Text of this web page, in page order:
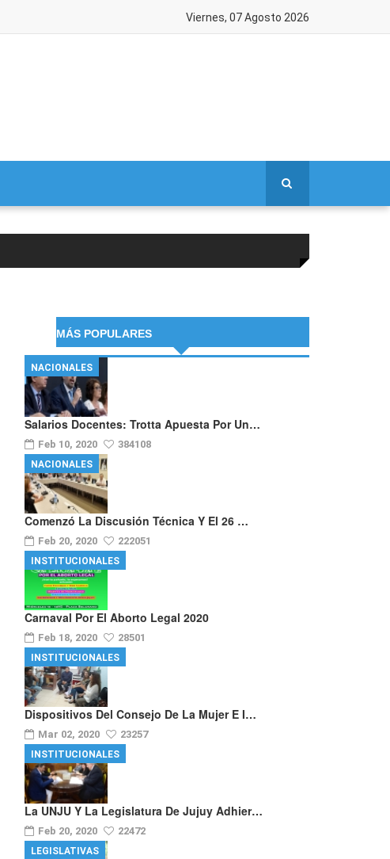
Viernes, 07 Agosto 2026
MÁS POPULARES
Salarios Docentes: Trotta Apuesta Por Un…
Feb 10, 2020 384108
NACIONALES
Comenzó La Discusión Técnica Y El 26 …
Feb 20, 2020 222051
NACIONALES
Carnaval Por El Aborto Legal 2020
Feb 18, 2020 28501
INSTITUCIONALES
Dispositivos Del Consejo De La Mujer E I…
Mar 02, 2020 23257
INSTITUCIONALES
La UNJU Y La Legislatura De Jujuy Adhier…
Feb 20, 2020 22472
INSTITUCIONALES
LEGISLATIVAS